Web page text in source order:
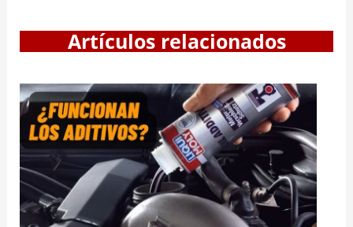
Artículos relacionados